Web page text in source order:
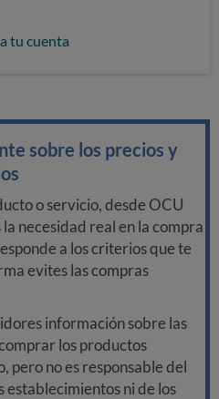
tu cuenta
sobre los precios y
o servicio, desde OCU
necesidad real en la compra
a los criterios que te
evites las compras
información sobre las
los productos
pero no es responsable del
establecimientos ni de los